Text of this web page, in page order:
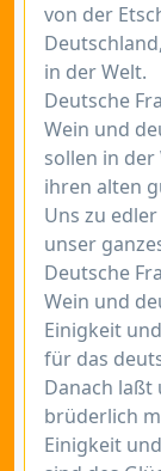
von der
in der Welt.
Deutsche
Wein und
sollen in
ihren alten
Uns zu
unser
Deutsche
Wein und
Einigkeit
für das
Danach laßt
brüderlich
Einigkeit